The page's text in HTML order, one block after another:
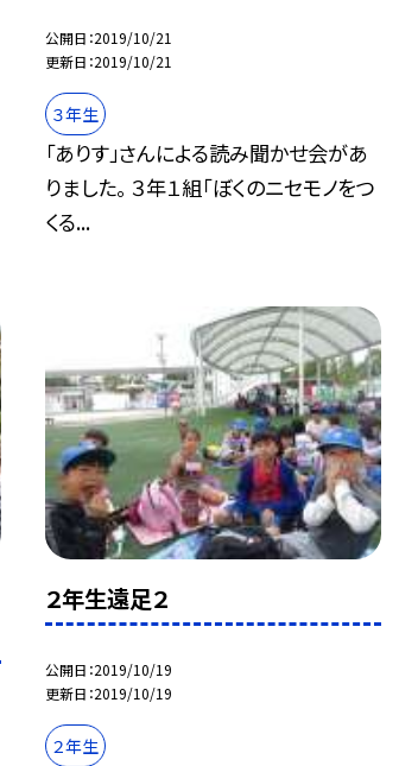
公開日 2019/10/21
更新日 2019/10/21
３年生
「ありす」さんによる読み聞かせ会があ
りました。 ３年１組「ぼくのニセモノをつ
くる...
２年生遠足２
公開日 2019/10/19
更新日 2019/10/19
２年生